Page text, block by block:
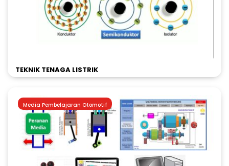
TEKNIK TENAGA LISTRIK
Media Pembelajaran Otomotif